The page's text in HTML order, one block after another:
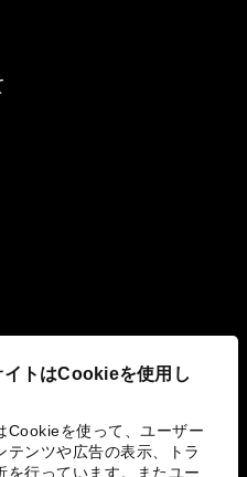
イトはCookieを使用し
Cookieを使って、ユーザー
テンツや広告の表示、トラ
を行っています。またユー